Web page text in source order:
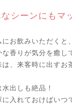
シーンにもマ
お飲みいただくと、
香りが気分を癒し
、来客時に出すお
出しも絶品！
に入れておけばいつ